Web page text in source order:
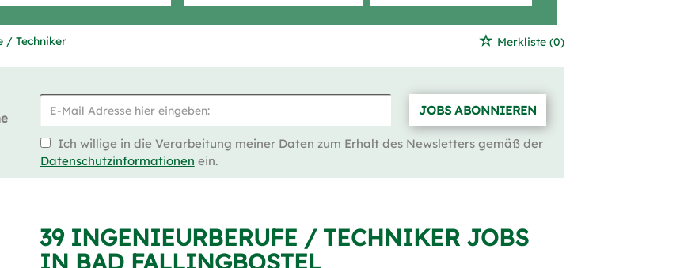
/ Techniker Merkliste (0)
JOBS ABONNIEREN
Ich willige in die Verarbeitung meiner Daten zum Erhalt des Newsletters gemäß der
Datenschutzinformationen ein.
39 INGENIEURBERUFE / TECHNIKER JOBS
IN BAD FALLINGBOSTEL